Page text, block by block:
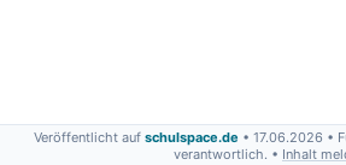
Veröffentlicht auf schulspace.de • 17.06.2026 •
verantwortlich. • Inhalt